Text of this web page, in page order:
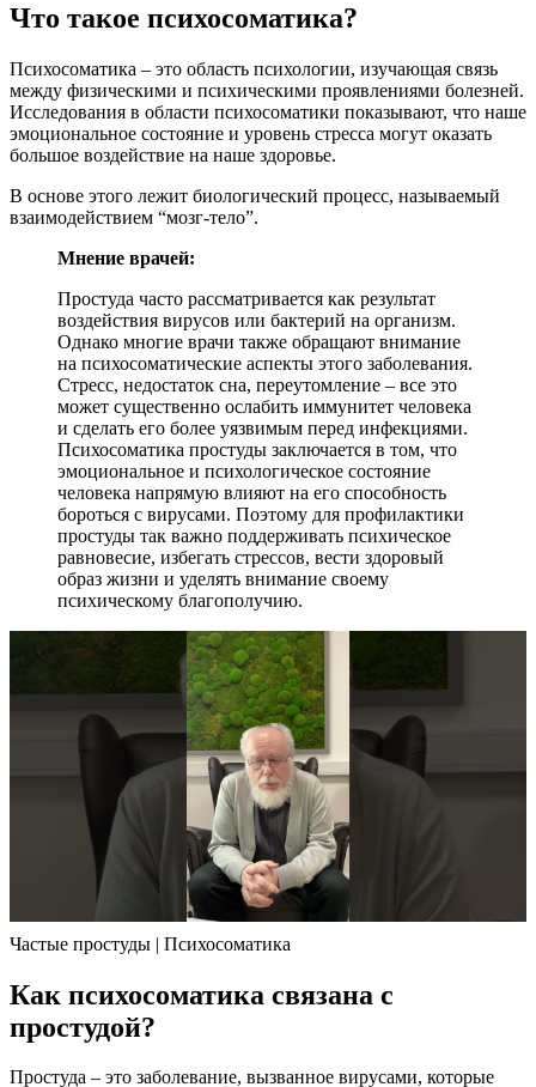
Что такое психосоматика?
Психосоматика – это область психологии, изучающая связь
между физическими и психическими проявлениями болезней.
Исследования в области психосоматики показывают, что наше
эмоциональное состояние и уровень стресса могут оказать
большое воздействие на наше здоровье.
В основе этого лежит биологический процесс, называемый
взаимодействием “мозг-тело”.
Мнение врачей:
Простуда часто рассматривается как результат
воздействия вирусов или бактерий на организм.
Однако многие врачи также обращают внимание
на психосоматические аспекты этого заболевания.
Стресс, недостаток сна, переутомление – все это
может существенно ослабить иммунитет человека
и сделать его более уязвимым перед инфекциями.
Психосоматика простуды заключается в том, что
эмоциональное и психологическое состояние
человека напрямую влияют на его способность
бороться с вирусами. Поэтому для профилактики
простуды так важно поддерживать психическое
равновесие, избегать стрессов, вести здоровый
образ жизни и уделять внимание своему
психическому благополучию.
Частые простуды | Психосоматика
Как психосоматика связана с
простудой?
Простуда – это заболевание, вызванное вирусами, которые